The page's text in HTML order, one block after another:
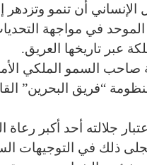
الإنساني أن تنمو
في مواجهة
عبر تاريخها العريق.
صاحب السمو الملكي
“فريق البحرين”
جلالته أحد أكبر رعاة
ذلك في التوجيهات